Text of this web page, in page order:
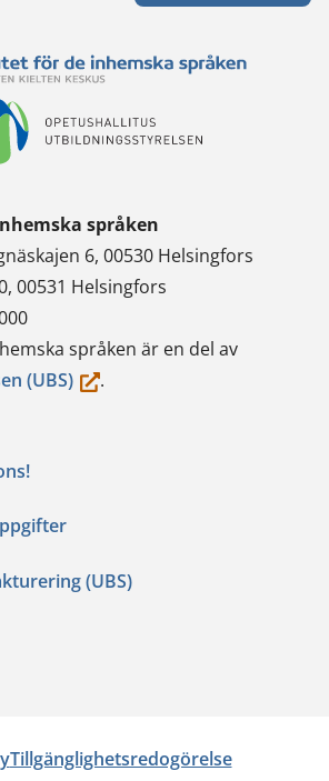
språken
6, 00530 Helsingfors
00531 Helsingfors
språken är en del av
(UBS)(du.
(UBS)
Tillgänglighetsredogörelse